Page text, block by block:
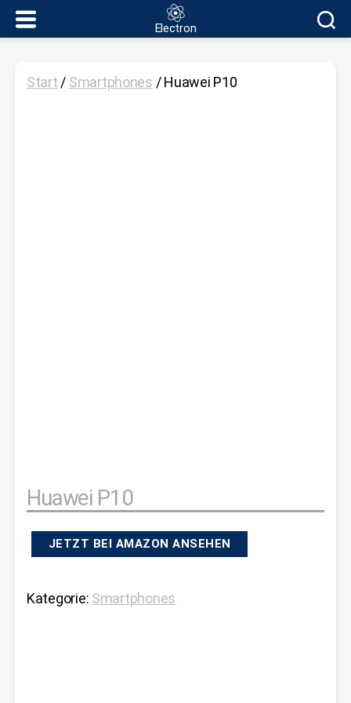
Electron
Electron
Start / Smartphones / Huawei P10
Huawei P10
JETZT BEI AMAZON ANSEHEN
Kategorie: Smartphones